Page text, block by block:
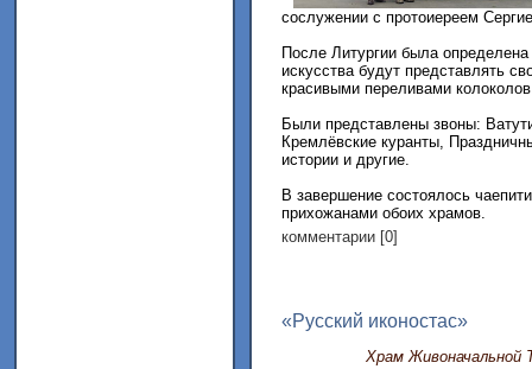
сослужении с протоиереем
После Литургии была определена
искусства будут представлять
красивыми переливами
Были представлены звоны:
Кремлёвские куранты,
истории и другие.
В завершение состоялось
прихожанами обоих храмов.
комментарии [0]
«Русский иконостас»
Храм Живоначальной